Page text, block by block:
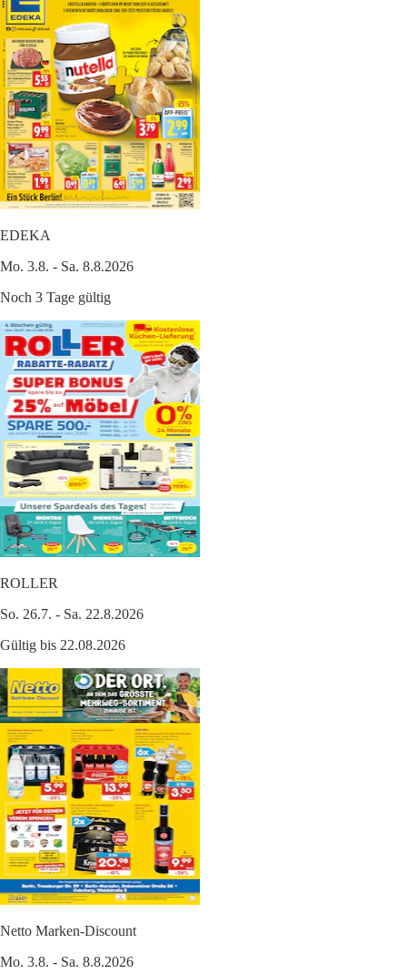
EDEKA
Mo. 3.8. - Sa. 8.8.2026
Noch 3 Tage gültig
ROLLER
So. 26.7. - Sa. 22.8.2026
Gültig bis 22.08.2026
Netto Marken-Discount
Mo. 3.8. - Sa. 8.8.2026